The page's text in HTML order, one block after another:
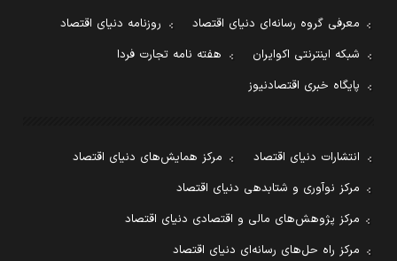
معرفی گروه رسانه‌ای دنیای اقتصاد
روزنامه دنیای اقتصاد
شبکه اینترنتی اکوایران
هفته نامه تجارت فردا
پایگاه خبری اقتصادنیوز
انتشارات دنیای اقتصاد
مرکز همایش‌های دنیای اقتصاد
مرکز نوآوری و شتابدهی دنیای اقتصاد
مرکز پژوهش‌های مالی و اقتصادی دنیای اقتصاد
مرکز راه حل‌های رسانه‌ای دنیای اقتصاد